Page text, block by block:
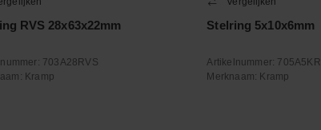
RVS 28x63x22mm
703A28RVS
Kramp
Stelring 5x10x6mm
Artikelnummer: 705A5KR
Merknaam: Kramp